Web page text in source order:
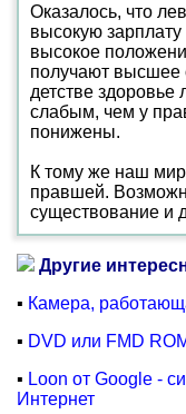
Оказалось, что
высокую
высокое
получают высшее
детстве
слабым, чем у
понижены.
К тому же наш
правшей.
существование и
Другие
▪ Камера,
▪ DVD или FMD
▪ Loon от Google -
Интернет